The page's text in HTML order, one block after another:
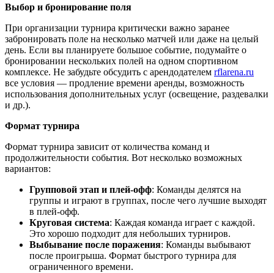
Выбор и бронирование поля
При организации турнира критически важно заранее
забронировать поле на несколько матчей или даже на целый
день. Если вы планируете большое событие, подумайте о
бронировании нескольких полей на одном спортивном
комплексе. Не забудьте обсудить с арендодателем rflarena.ru
все условия — продление времени аренды, возможность
использования дополнительных услуг (освещение, раздевалки
и др.).
Формат турнира
Формат турнира зависит от количества команд и
продолжительности события. Вот несколько возможных
вариантов:
Групповой этап и плей-офф: Команды делятся на
группы и играют в группах, после чего лучшие выходят
в плей-офф.
Круговая система: Каждая команда играет с каждой.
Это хорошо подходит для небольших турниров.
Выбывание после поражения: Команды выбывают
после проигрыша. Формат быстрого турнира для
ограниченного времени.